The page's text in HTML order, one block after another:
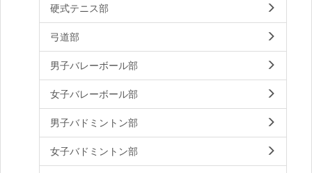
硬式テニス部
弓道部
男子バレーボール部
女子バレーボール部
男子バドミントン部
女子バドミントン部